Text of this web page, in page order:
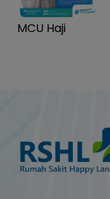
MCU Haji